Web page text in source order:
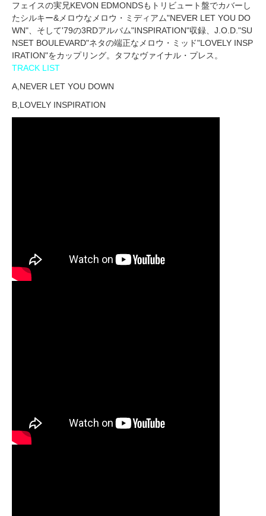
フェイスの実兄KEVON EDMONDSもトリビュート盤でカバーし
たシルキー&メロウなメロウ・ミディアム"NEVER LET YOU DO
WN"、そして'79の3RDアルバム"INSPIRATION"収録、J.O.D."SU
NSET BOULEVARD"ネタの端正なメロウ・ミッド"LOVELY INSP
IRATION"をカップリング。タフなヴァイナル・プレス。
TRACK LIST
A,NEVER LET YOU DOWN
B,LOVELY INSPIRATION